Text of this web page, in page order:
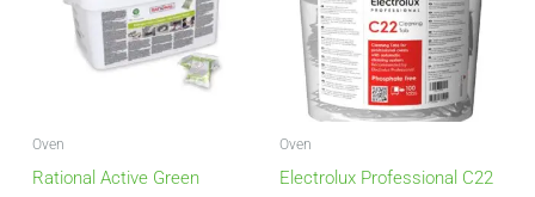
Oven
Rational Active Green
Oven
Electrolux Professional C22